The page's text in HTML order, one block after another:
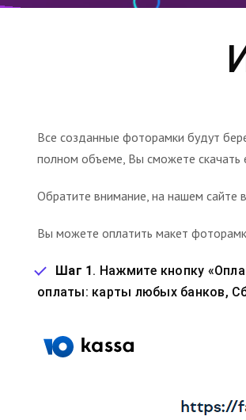
Все созданные фоторамки будут
полном объеме, Вы сможете скачать
Обратите внимание, на нашем сайте
Вы можете оплатить макет
Шаг 1. Нажмите кнопку
оплаты: карты любых банков,